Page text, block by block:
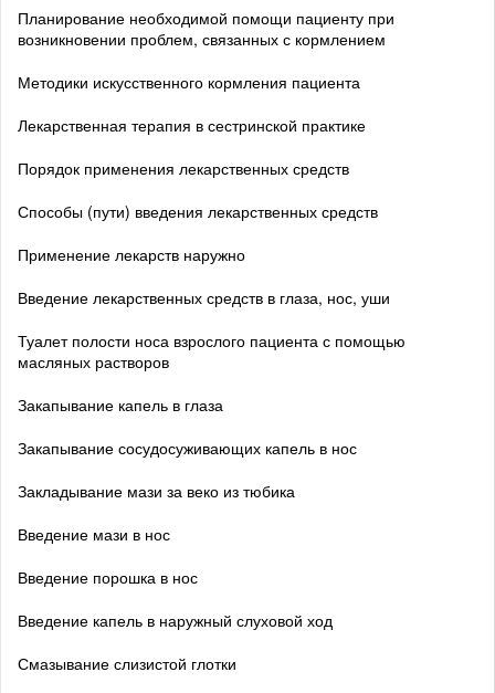
Планирование необходимой помощи пациенту при
возникновении проблем, связанных с кормлением
Методики искусственного кормления пациента
Лекарственная терапия в сестринской практике
Порядок применения лекарственных средств
Способы (пути) введения лекарственных средств
Применение лекарств наружно
Введение лекарственных средств в глаза, нос, уши
Туалет полости носа взрослого пациента с помощью
масляных растворов
Закапывание капель в глаза
Закапывание сосудосуживающих капель в нос
Закладывание мази за веко из тюбика
Введение мази в нос
Введение порошка в нос
Введение капель в наружный слуховой ход
Смазывание слизистой глотки